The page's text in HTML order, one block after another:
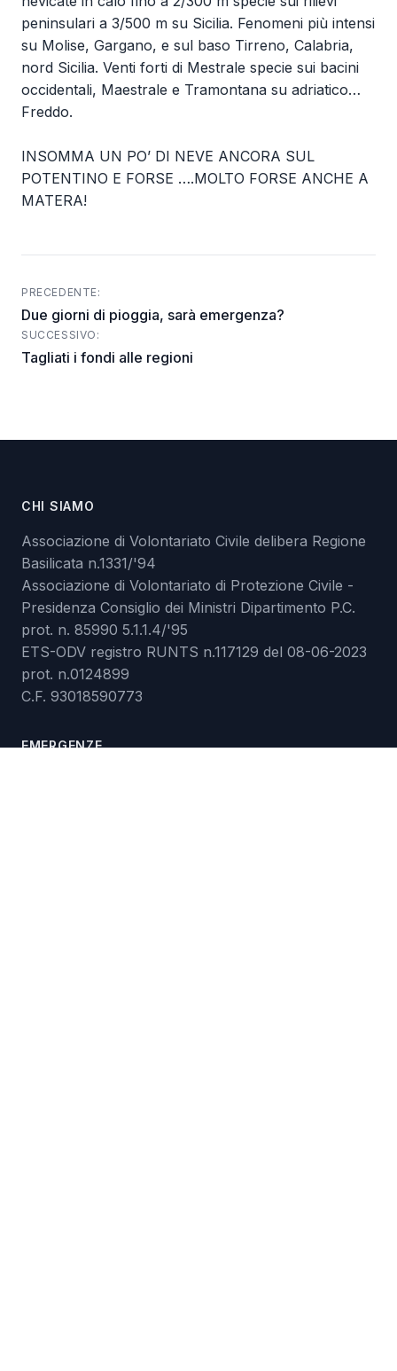
peninsulari a 3/500 m su Sicilia. Fenomeni più intensi
su Molise, Gargano, e sul baso Tirreno, Calabria,
nord Sicilia. Venti forti di Mestrale specie sui bacini
occidentali, Maestrale e Tramontana su adriatico…
Freddo.
INSOMMA UN PO’ DI NEVE ANCORA SUL
POTENTINO E FORSE ….MOLTO FORSE ANCHE A
MATERA!
Post
navigation
PRECEDENTE:
Due giorni di pioggia, sarà emergenza?
SUCCESSIVO:
Tagliati i fondi alle regioni
CHI SIAMO
Associazione di Volontariato Civile delibera Regione
Basilicata n.1331/'94
Associazione di Volontariato di Protezione Civile -
Presidenza Consiglio dei Ministri Dipartimento P.C.
prot. n. 85990 5.1.1.4/'95
ETS-ODV registro RUNTS n.117129 del 08-06-2023
prot. n.0124899
C.F. 93018590773
EMERGENZE